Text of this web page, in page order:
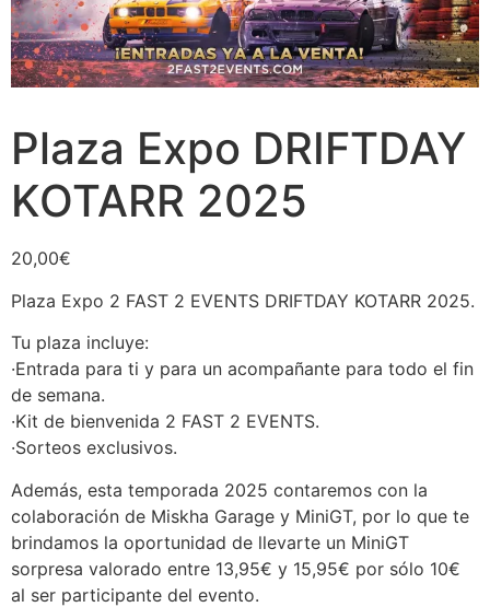
Plaza Expo DRIFTDAY
KOTARR 2025
20,00€
Plaza Expo 2 FAST 2 EVENTS DRIFTDAY KOTARR 2025.
Tu plaza incluye:
·Entrada para ti y para un acompañante para todo el fin
de semana.
·Kit de bienvenida 2 FAST 2 EVENTS.
·Sorteos exclusivos.
Además, esta temporada 2025 contaremos con la
colaboración de Miskha Garage y MiniGT, por lo que te
brindamos la oportunidad de llevarte un MiniGT
sorpresa valorado entre 13,95€ y 15,95€ por sólo 10€
al ser participante del evento.